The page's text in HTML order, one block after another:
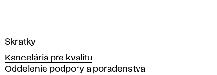
V
s
o
Skratky
Kancelária pre kvalitu
Oddelenie podpory a poradenstva